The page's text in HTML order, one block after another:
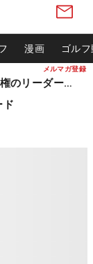
メルマガ登録
漫画 ゴル
松山英樹ら出場 ウィンダム選手権のリーダーボード